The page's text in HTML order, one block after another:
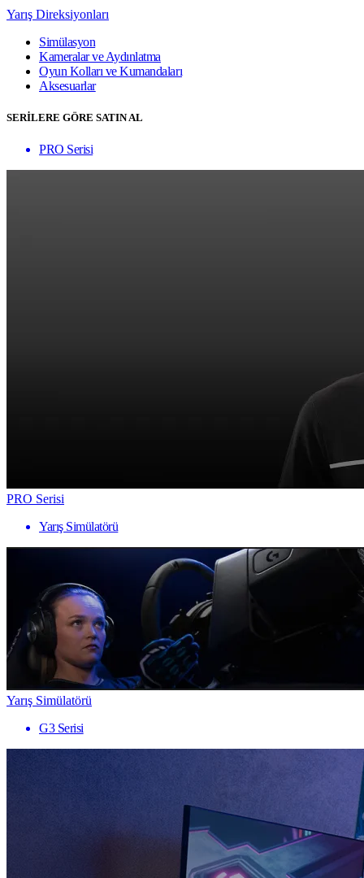
Yarış Direksiyonları
Simülasyon
Kameralar ve Aydınlatma
Oyun Kolları ve Kumandaları
Aksesuarlar
SERİLERE GÖRE SATIN AL
PRO Serisi
PRO Serisi
Yarış Simülatörü
Yarış Simülatörü
G3 Serisi